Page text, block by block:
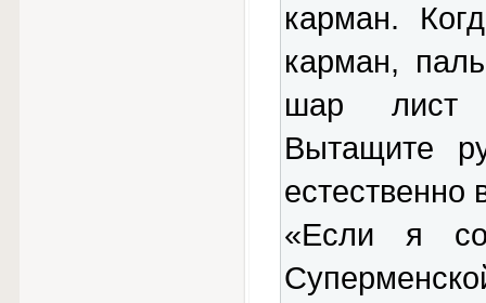
карман.
карман,
шар лист
Вытащите
естественно
«Если я